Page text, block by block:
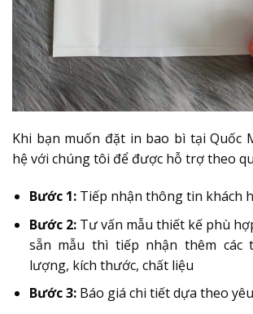
Khi bạn muốn đặt in bao bì tại Quốc
hệ với chúng tôi để được hỗ trợ theo
Bước 1:Tiếp nhận thông tin khách
Bước 2:Tư vấn mẫu thiết kế phù
sẵn mẫu thì tiếp nhận thêm các
lượng, kích thước, chất liệu
Bước 3:Báo giá chi tiết dựa theo